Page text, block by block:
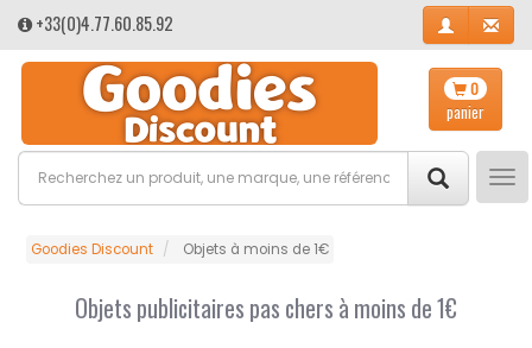
+33(0)4.77.60.85.92
0
panier
Goodies Discount Objets à moins de 1€
Objets publicitaires pas chers à moins de 1€